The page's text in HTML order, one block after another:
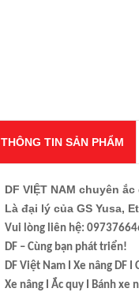
THÔNG TIN SẢN PHẨM
DF VIỆT NAM chuyên
Là đại lý của GS Yusa,
Vui lòng liên hệ:
DF – Cùng bạn phát triển!
DF Việt Nam I Xe nâng DF I
Xe nâng I Ắc quy I Bánh xe